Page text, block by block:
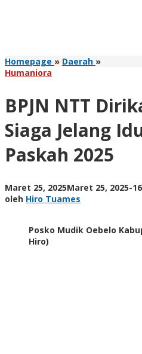
Homepage » Daerah »BPJN
Posko
Jelang
Idulfitri
dan
Paskah
Humaniora
BPJN NTT
Siaga Jelang
Paskah 2025
Maret 25, 2025Maret 25, 2025-
oleh Hiro Tuames
Posko Mudik Oebelo
Hiro)